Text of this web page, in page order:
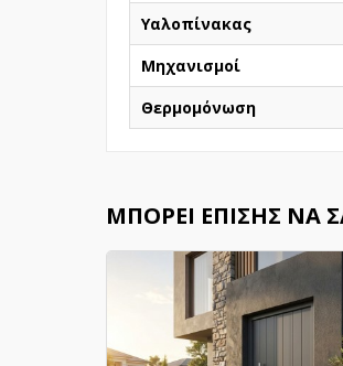
Υαλοπίνακας
Μηχανισμοί
Θερμομόνωση
ΜΠΟΡΕΊ ΕΠΊΣΗΣ ΝΑ